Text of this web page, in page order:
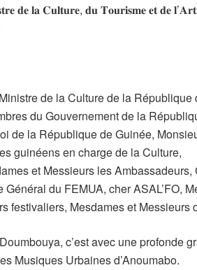
𝐝𝐞 𝐥𝐚 𝐂𝐮𝐥𝐭𝐮𝐫𝐞, 𝐝𝐮 𝐓𝐨𝐮𝐫𝐢𝐬𝐦𝐞 𝐞𝐭 𝐝𝐞
de la Culture de la République
du Gouvernement de la
de la République de Guinée,
guinéens en charge de la Culture,
et Messieurs les
du FEMUA, cher ASAL’FO,
Mesdames et Messieurs
c’est avec une profonde
Musiques Urbaines d’Anoumabo.